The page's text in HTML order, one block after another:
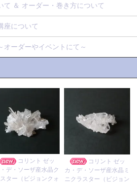
て ＆ オーダー・巻き方について
座について
オーダーやイベントにて～
コリント ゼッ
デ・ソーザ産水晶ク
ター（ビジョンクォ
コリント ゼッ
カ・デ・ソーザ産水晶ミ
ニクラスター（ビジョン